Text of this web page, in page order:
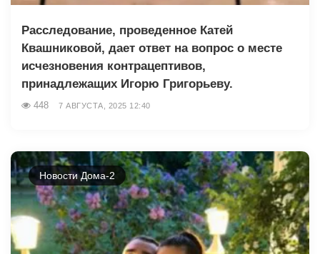
Расследование, проведенное Катей
Квашниковой, дает ответ на вопрос о месте
исчезновения контрацептивов,
принадлежащих Игорю Григорьеву.
448 7 АВГУСТА, 2025 12:40
Новости Дома-2